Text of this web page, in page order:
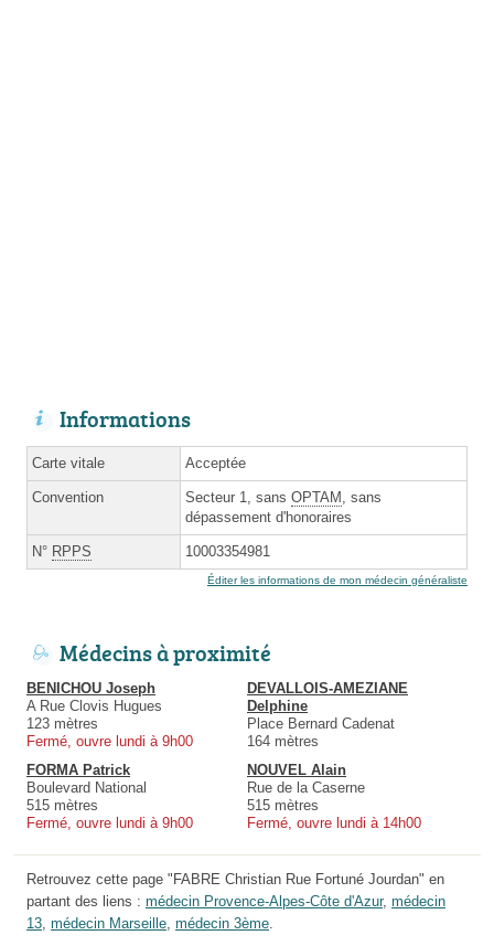
Informations
Carte vitale Acceptée
Convention Secteur 1, sans OPTAM , sans
dépassement d'honoraires
N° RPPS 10003354981
Éditer les informations de mon médecin généraliste
Médecins à proximité
BENICHOU Joseph
A Rue Clovis Hugues
123 mètres
Fermé, ouvre lundi à 9h00
DEVALLOIS-AMEZIANE
Delphine
Place Bernard Cadenat
164 mètres
FORMA Patrick
Boulevard National
515 mètres
Fermé, ouvre lundi à 9h00
NOUVEL Alain
Rue de la Caserne
515 mètres
Fermé, ouvre lundi à 14h00
Retrouvez cette page "FABRE Christian Rue Fortuné Jourdan" en
partant des liens : médecin Provence-Alpes-Côte d'Azur, médecin
13 médecin Marseille médecin 3ème